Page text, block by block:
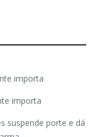
importa
importa
suspende porte e dá